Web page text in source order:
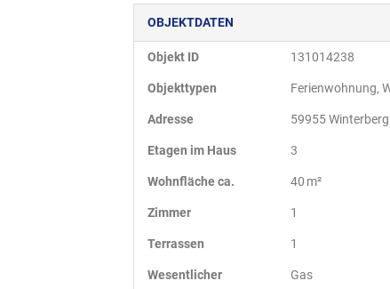
OBJEKTDATEN
Objekt ID 131014238
Objekttypen Ferienwohnung,
Adresse 59955 Winterberg
Etagen im Haus 3
Wohnfläche ca. 40 m²
Zimmer 1
Terrassen 1
Wesentlicher
Gas